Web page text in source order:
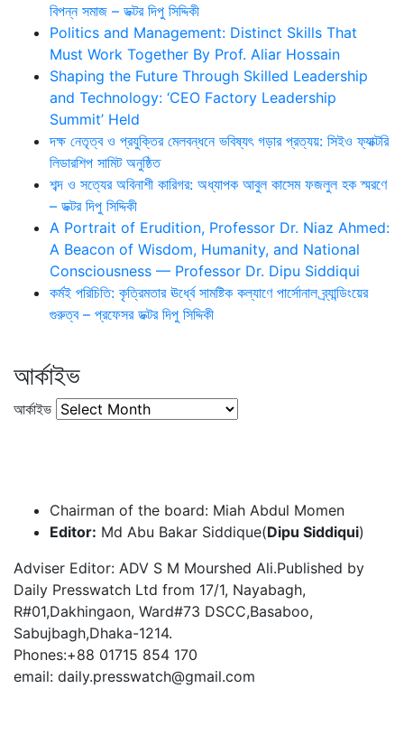
বিপন্ন সমাজ – ডক্টর দিপু সিদ্দিকী
Politics and Management: Distinct Skills That
Must Work Together By Prof. Aliar Hossain
Shaping the Future Through Skilled Leadership
and Technology: ‘CEO Factory Leadership
Summit’ Held
দক্ষ নেতৃত্ব ও প্রযুক্তির মেলবন্ধনে ভবিষ্যৎ গড়ার প্রত্যয়: সিইও ফ্যাক্টরি
লিডারশিপ সামিট অনুষ্ঠিত
শব্দ ও সত্যের অবিনাশী কারিগর: অধ্যাপক আবুল কাসেম ফজলুল হক স্মরণে
– ডক্টর দিপু সিদ্দিকী
A Portrait of Erudition, Professor Dr. Niaz Ahmed:
A Beacon of Wisdom, Humanity, and National
Consciousness — Professor Dr. Dipu Siddiqui
কর্মই পরিচিতি: কৃত্রিমতার ঊর্ধ্বে সামষ্টিক কল্যাণে পার্সোনাল ব্র্যান্ডিংয়ের
গুরুত্ব – প্রফেসর ডক্টর দিপু সিদ্দিকী
আর্কাইভ
আর্কাইভ
Chairman of the board: Miah Abdul Momen
Editor: Md Abu Bakar Siddique(Dipu Siddiqui)
Adviser Editor: ADV S M Mourshed Ali.Published by
Daily Presswatch Ltd from 17/1, Nayabagh,
R#01,Dakhingaon, Ward#73 DSCC,Basaboo,
Sabujbagh,Dhaka-1214.
Phones:+88 01715 854 170
email: daily.presswatch@gmail.com